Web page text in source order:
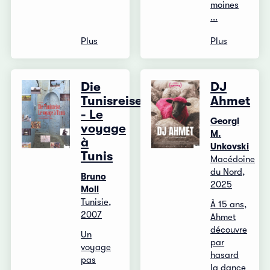
Plus
moines
...
Plus
Die
Tunisreise
- Le
voyage
à
Tunis
Bruno
Moll
Tunisie,
2007
Un
voyage
pas
DJ
Ahmet
Georgi
M.
Unkovski
Macédoine
du Nord,
2025
À 15 ans,
Ahmet
découvre
par
hasard
la dance